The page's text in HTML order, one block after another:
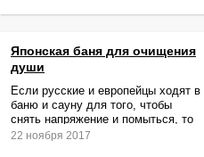
Японская баня для очищения
души
Если русские и европейцы ходят в
баню и сауну для того, чтобы
снять напряжение и помыться, то
жители Японии идут туда за
22 ноября 2017